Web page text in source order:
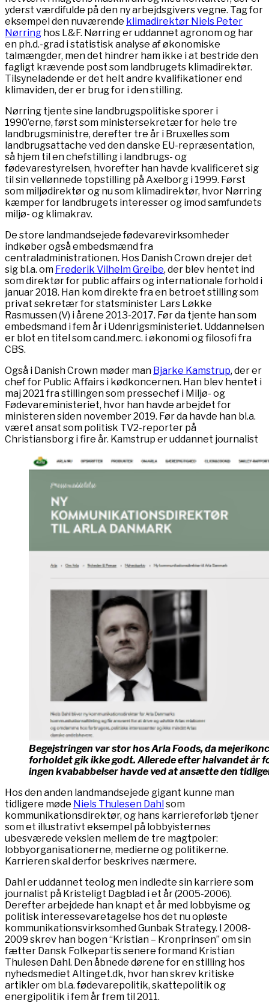
yderst værdifulde på den ny arbejdsgivers vegne. Tag for
eksempel den nuværende klimadirektør Niels Peter
Nørring hos L&F. Nørring er uddannet agronom og har
en ph.d.-grad i statistisk analyse af økonomiske
talmængder, men det hindrer ham ikke i at bestride den
fagligt krævende post som landbrugets klimadirektør.
Tilsyneladende er det helt andre kvalifikationer end
klimaviden, der er brug for i den stilling.
Nørring tjente sine landbrugspolitiske sporer i
1990’erne, først som ministersekretær for hele tre
landbrugsministre, derefter tre år i Bruxelles som
landbrugsattache ved den danske EU-repræsentation,
så hjem til en chefstilling i landbrugs- og
fødevarestyrelsen, hvorefter han havde kvalificeret sig
til sin vellønnede topstilling på Axelborg i 1999. Først
som miljødirektør og nu som klimadirektør, hvor Nørring
kæmper for landbrugets interesser og imod samfundets
miljø- og klimakrav.
De store landmandsejede fødevarevirksomheder
indkøber også embedsmænd fra
centraladministrationen. Hos Danish Crown drejer det
sig bl.a. om Frederik Vilhelm Greibe, der blev hentet ind
som direktør for public affairs og internationale forhold i
januar 2018. Han kom direkte fra en betroet stilling som
privat sekretær for statsminister Lars Løkke
Rasmussen (V) i årene 2013-2017. Før da tjente han som
embedsmand i fem år i Udenrigsministeriet. Uddannelsen
er blot en titel som cand.merc. i økonomi og filosofi fra
CBS.
Også i Danish Crown møder man Bjarke Kamstrup, der er
chef for Public Affairs i kødkoncernen. Han blev hentet i
maj 2021 fra stillingen som pressechef i Miljø- og
Fødevareministeriet, hvor han havde arbejdet for
ministeren siden november 2019. Før da havde han bl.a.
været ansat som politisk TV2-reporter på
Christiansborg i fire år. Kamstrup er uddannet journalist
Begejstringen var stor hos Arla Foods, da
forholdet gik ikke godt. Allerede efter halvandet år
ingen kvababbelser havde ved at ansætte den
Hos den anden landmandsejede gigant kunne man
tidligere møde Niels Thulesen Dahlsom
kommunikationsdirektør, og hans karriereforløb tjener
som et illustrativt eksempel på lobbyisternes
ubesværede vekslen mellem de tre magtpoler:
lobbyorganisationerne, medierne og politikerne.
Karrieren skal derfor beskrives nærmere.
Dahl er uddannet teolog men indledte sin karriere som
journalist på Kristeligt Dagblad i et år (2005-2006).
Derefter arbejdede han knapt et år med lobbyisme og
politisk interessevaretagelse hos det nu opløste
kommunikationsvirksomhed Gunbak Strategy. I 2008-
2009 skrev han bogen “Kristian – Kronprinsen” om sin
fætter Dansk Folkepartis senere formand Kristian
Thulesen Dahl. Den åbnede dørene for en stilling hos
nyhedsmediet Altinget.dk, hvor han skrev kritiske
artikler om bl.a. fødevarepolitik, skattepolitik og
energipolitik i fem år frem til 2011.